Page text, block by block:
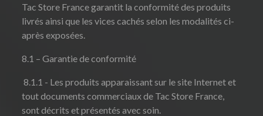
Tac Store France garantit la conformité des produits
livrés ainsi que les vices cachés selon les modalités ci-
après exposées.
8.1 – Garantie de conformité
8.1.1 - Les produits apparaissant sur le site Internet et
tout documents commerciaux de Tac Store France,
sont décrits et présentés avec soin.